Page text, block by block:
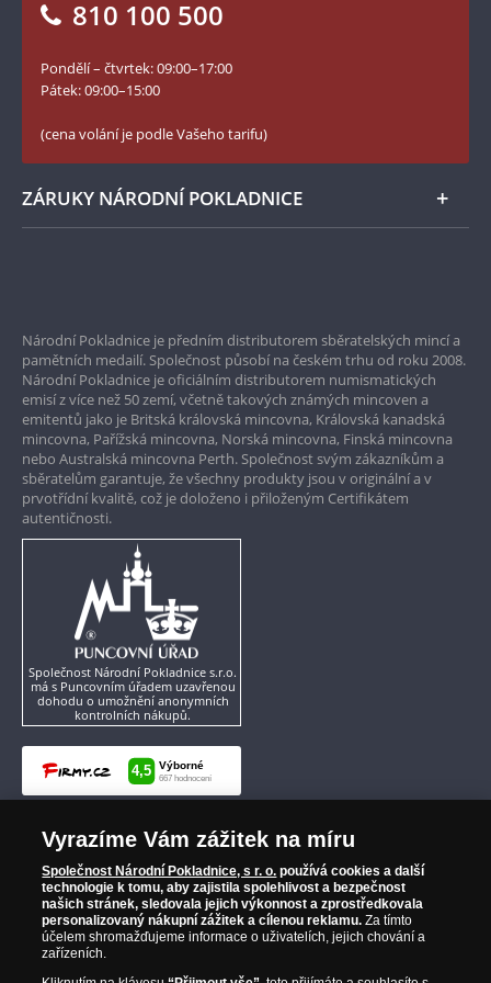
Numismatické novinky
Facebook Národní Pokladnice
Twitter Národní Pokladnice
LinkedIn Národní Pokladnice
Instagram Národní Pokladnice
810 100 500
Pondělí – čtvrtek: 09:00–17:00
Pátek: 09:00–15:00
(cena volání je podle Vašeho tarifu)
ZÁRUKY NÁRODNÍ POKLADNICE
Garance nejvyšší kvality
Pouze originální produkty
Národní Pokladnice je předním distributorem sběratelských mincí a
pamětních medailí. Společnost působí na českém trhu od roku 2008.
Národní Pokladnice je oficiálním distributorem numismatických
emisí z více než 50 zemí, včetně takových známých mincoven a
emitentů jako je Britská královská mincovna, Královská kanadská
mincovna, Pařížská mincovna, Norská mincovna, Finská mincovna
nebo Australská mincovna Perth. Společnost svým zákazníkům a
sběratelům garantuje, že všechny produkty jsou v originální a v
prvotřídní kvalitě, což je doloženo i přiloženým Certifikátem
autentičnosti.
Společnost Národní Pokladnice s.r.o.
má s Puncovním úřadem uzavřenou
dohodu o umožnění anonymních
kontrolních nákupů.
Vyrazíme Vám zážitek na míru
Společnost Národní Pokladnice, s r. o. používá cookies a další
technologie k tomu, aby zajistila spolehlivost a bezpečnost
našich stránek, sledovala jejich výkonnost a zprostředkovala
personalizovaný nákupní zážitek a cílenou reklamu. Za tímto
účelem shromažďujeme informace o uživatelích, jejich chování a
zařízeních.